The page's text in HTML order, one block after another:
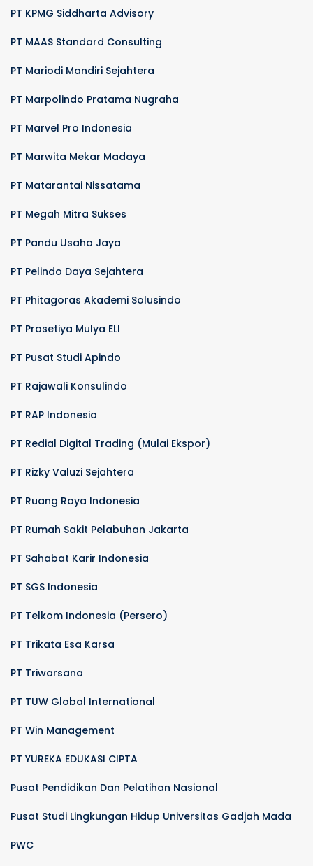
PT KPMG Siddharta Advisory
PT MAAS Standard Consulting
PT Mariodi Mandiri Sejahtera
PT Marpolindo Pratama Nugraha
PT Marvel Pro Indonesia
PT Marwita Mekar Madaya
PT Matarantai Nissatama
PT Megah Mitra Sukses
PT Pandu Usaha Jaya
PT Pelindo Daya Sejahtera
PT Phitagoras Akademi Solusindo
PT Prasetiya Mulya ELI
PT Pusat Studi Apindo
PT Rajawali Konsulindo
PT RAP Indonesia
PT Redial Digital Trading (Mulai Ekspor)
PT Rizky Valuzi Sejahtera
PT Ruang Raya Indonesia
PT Rumah Sakit Pelabuhan Jakarta
PT Sahabat Karir Indonesia
PT SGS Indonesia
PT Telkom Indonesia (Persero)
PT Trikata Esa Karsa
PT Triwarsana
PT TUW Global International
PT Win Management
PT YUREKA EDUKASI CIPTA
Pusat Pendidikan Dan Pelatihan Nasional
Pusat Studi Lingkungan Hidup Universitas Gadjah Mada
PWC